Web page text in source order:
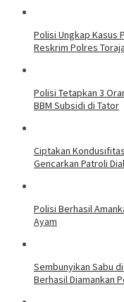
Polisi Ungkap Kasus
Reskrim Polres
Polisi Tetapkan 3
BBM Subsidi di Tator
Ciptakan
Gencarkan Patroli
Polisi Berhasil
Ayam
Sembunyikan Sabu
Berhasil Diamankan